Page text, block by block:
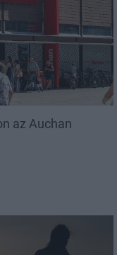
az Auchan